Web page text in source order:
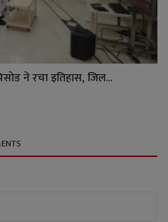
ने रचा इतिहास, जिल...